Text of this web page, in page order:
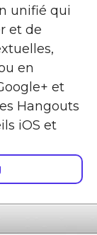
unifié qui
et de
en
et
Hangouts
iOS et